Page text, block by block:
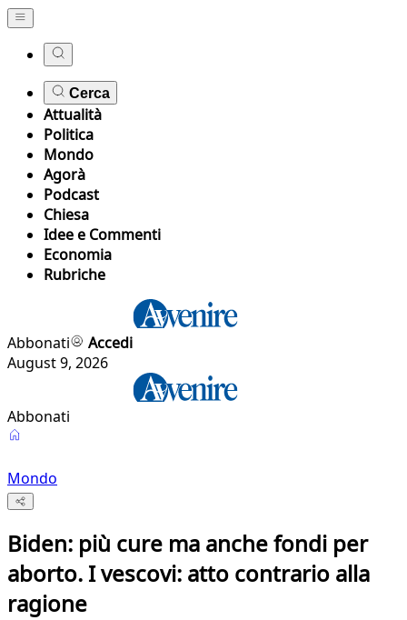
Cerca
Attualità
Politica
Mondo
Agorà
Podcast
Chiesa
Idee e Commenti
Economia
Rubriche
Abbonati
Accedi
August 9, 2026
Abbonati
Mondo
Biden: più cure ma anche fondi per
aborto. I vescovi: atto contrario alla
ragione